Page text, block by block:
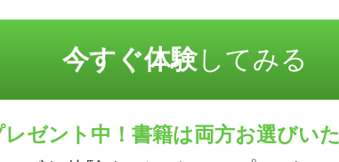
今すぐ体験してみる
ゼント中！書籍は両方お選びい